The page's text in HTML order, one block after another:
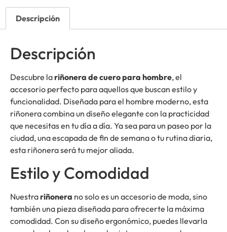
Descripción
Descripción
Descubre lariñonera de cuero para hombre, el
accesorio perfecto para aquellos que buscan estilo y
funcionalidad. Diseñada para el hombre moderno, esta
riñonera combina un diseño elegante con la practicidad
que necesitas en tu día a día. Ya sea para un paseo por la
ciudad, una escapada de fin de semana o tu rutina diaria,
esta riñonera será tu mejor aliada.
Estilo y Comodidad
Nuestrariñonera no solo es un accesorio de moda, sino
también una pieza diseñada para ofrecerte la máxima
comodidad. Con su diseño ergonómico, puedes llevarla